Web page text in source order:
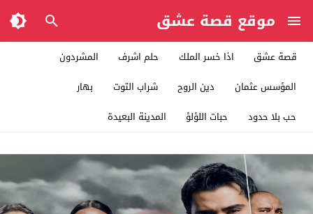
موقع قصة عشق
قصة عشق اذا خسر الملك حلم اشرف
المشردون
المؤسس عثمان
دين الروح شراب التوت
بهار
حب بلا حدود
حبات اللؤلؤ المدينة البعيدة